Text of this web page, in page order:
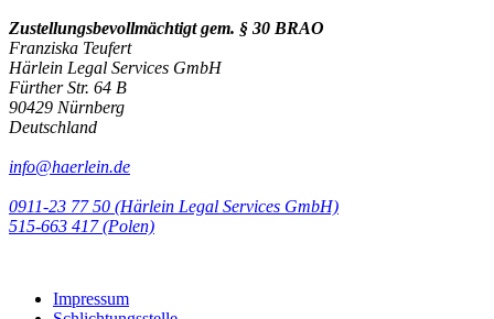
Zustellungsbevollmächtigt gem. § 30 BRAO
Franziska Teufert
Härlein Legal Services GmbH
Fürther Str. 64 B
90429 Nürnberg
Deutschland
info@haerlein.de
0911-23 77 50 (Härlein Legal Services GmbH)
‭515-663 417 (Polen)‬‬‬
Impressum